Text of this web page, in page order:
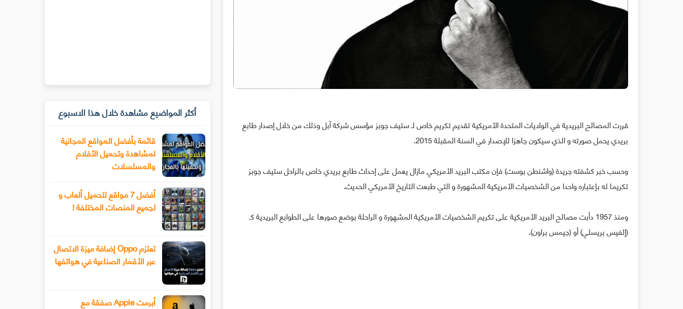
قررت المصالح البريدية في الولايات المتحدة الأمريكية تقديم تكريم خاص لـ ستيف جوبز مؤسس شركة آبل وذلك من خلال إصدار طابع
بريدي يحمل صورته و الذي سيكون جاهزا للإصدار في السنة المقبلة 2015.
وحسب خبر كشفته جريدة (واشنطن بوست) فإن مكتب البريد الأمريكي مازال يعمل على إحداث طابع بريدي خاص بالراحل ستيف جوبز
تكريما له بإعتباره واحدا من الشخصيات الأمريكية المشهورة و التي طبعت التاريخ الأمريكي الحديث.
ومنذ 1957 دأبت مصالح البريد الأمريكية على تكريم الشخصيات الأمريكية المشهورة و الراحلة بوضع صورها على الطوابع البريدية كـ
(إلفيس بريسلي) أو (جيمس براون).
أكثر المواضيع مشاهدة خلال هذا الاسبوع
قائمة بأفضل المواقع المجانية
لمشاهدة وتحميل الأفلام
والمسلسلات
أفضل 7 مواقع لتحميل ألعاب و
لجميع المنصات المختلفة !
تعتزم Oppo إضافة ميزة الاتصال
عبر الأقمار الصناعية في هواتفها
أبرمت Apple صفقة مع